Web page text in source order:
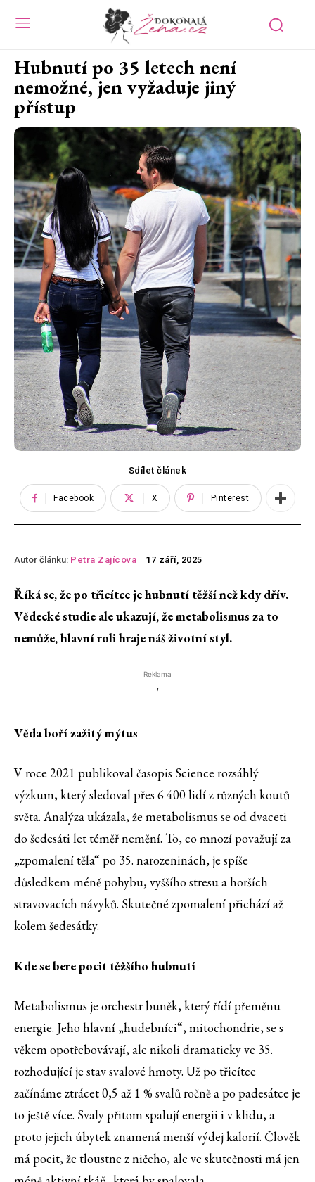
Hubnutí po 35 letech není
nemožné, jen vyžaduje jiný
přístup
Sdílet článek
Facebook X Pinterest
Autor článku: Petra Zajícova 17 září, 2025
Říká se, že po třicítce je hubnutí těžší než kdy dřív.
Vědecké studie ale ukazují, že metabolismus za to
nemůže, hlavní roli hraje náš životní styl.
Reklama
'
Věda boří zažitý mýtus
V roce 2021 publikoval časopis Science rozsáhlý
výzkum, který sledoval přes 6 400 lidí z různých koutů
světa. Analýza ukázala, že metabolismus se od dvaceti
do šedesáti let téměř nemění. To, co mnozí považují za
„zpomalení těla“ po 35. narozeninách, je spíše
důsledkem méně pohybu, vyššího stresu a horších
stravovacích návyků. Skutečné zpomalení přichází až
kolem šedesátky.
Kde se bere pocit těžšího hubnutí
Metabolismus je orchestr buněk, který řídí přeměnu
energie. Jeho hlavní „hudebníci“, mitochondrie, se s
věkem opotřebovávají, ale nikoli dramaticky ve 35.
rozhodující je stav svalové hmoty. Už po třicítce
začínáme ztrácet 0,5 až 1 % svalů ročně a po padesátce je
to ještě více. Svaly přitom spalují energii i v klidu, a
proto jejich úbytek znamená menší výdej kalorií. Člověk
má pocit, že tloustne z ničeho, ale ve skutečnosti má jen